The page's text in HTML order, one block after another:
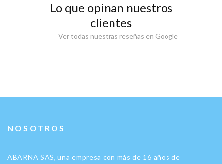
Lo que opinan nuestros
clientes
Ver todas nuestras reseñas en Google
NOSOTROS
ABARNA SAS, una empresa con más de 16 años de